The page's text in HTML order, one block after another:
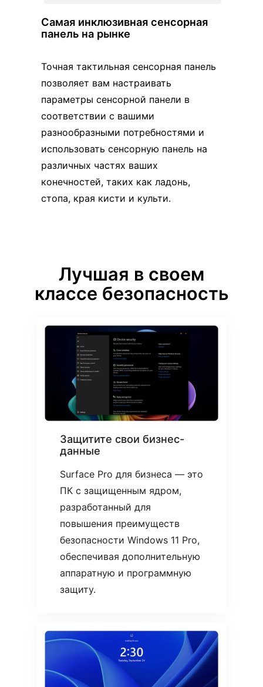
Самая инклюзивная сенсорная
панель на рынке
Точная тактильная сенсорная панель
позволяет вам настраивать
параметры сенсорной панели в
соответствии с вашими
разнообразными потребностями и
использовать сенсорную панель на
различных частях ваших
конечностей, таких как ладонь,
стопа, края кисти и культи.
Лучшая в своем
классе безопасность
Защитите свои бизнес-
данные
Surface Pro для бизнеса — это
ПК с защищенным ядром,
разработанный для
повышения преимуществ
безопасности Windows 11 Pro,
обеспечивая дополнительную
аппаратную и программную
защиту.